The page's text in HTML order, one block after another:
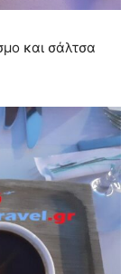
και σάλτσα